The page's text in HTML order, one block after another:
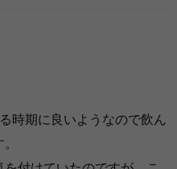
時期に良いようなので飲ん